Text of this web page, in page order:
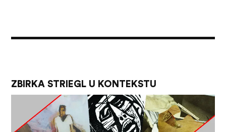
ZBIRKA STRIEGL U KONTEKSTU